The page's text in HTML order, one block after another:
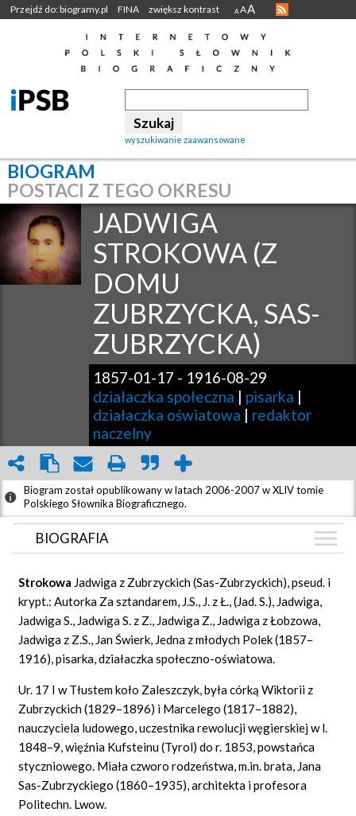
Przejdź do: biogramy.pl FINA zwiększ kontrast A AA
wyszukiwanie zaawansowane
BIOGRAM
POSTACI Z TEGO OKRESU
JADWIGA
STROKOWA (Z
DOMU
ZUBRZYCKA, SAS-
ZUBRZYCKA)
1857-01-17 - 1916-08-29
działaczka społeczna | pisarka |
działaczka oświatowa | redaktor
naczelny
Biogram został opublikowany w latach 2006-2007 w XLIV tomie
Polskiego Słownika Biograficznego.
BIOGRAFIA
ZDJĘCIA
(6)
GRAF POWIĄZAŃ
DYSKUSJA
Strokowa Jadwiga z Zubrzyckich (Sas-Zubrzyckich), pseud. i
krypt.: Autorka Za sztandarem, J.S., J. z Ł., (Jad. S.), Jadwiga,
Jadwiga S., Jadwiga S. z Z., Jadwiga Z., Jadwiga z Łobzowa,
Jadwiga z Z.S., Jan Świerk, Jedna z młodych Polek (1857–
1916), pisarka, działaczka społeczno-oświatowa.
Ur. 17 I w Tłustem koło Zaleszczyk, była córką Wiktorii z
Zubrzyckich (1829–1896) i Marcelego (1817–1882),
nauczyciela ludowego, uczestnika rewolucji węgierskiej w l.
1848–9, więźnia Kufsteinu (Tyrol) do r. 1853, powstańca
styczniowego. Miała czworo rodzeństwa, m.in. brata, Jana
Sas-Zubrzyckiego (1860–1935), architekta i profesora
Politechn. Lwow.